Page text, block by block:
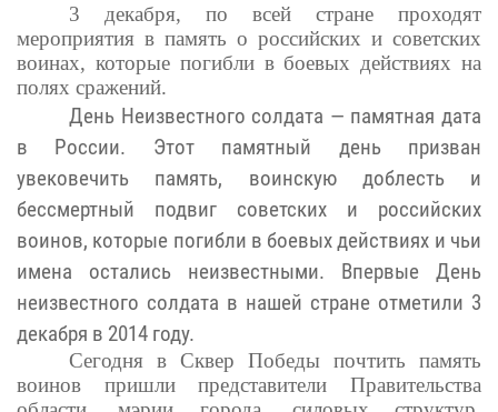
3 декабря, по всей стране проходят
мероприятия в память о российских и советских
воинах, которые погибли в боевых действиях на
полях сражений.
День Неизвестного солдата — памятная дата
в России. Этот памятный день призван
увековечить память, воинскую доблесть и
бессмертный подвиг советских и российских
воинов, которые погибли в боевых действиях и чьи
имена остались неизвестными. Впервые День
неизвестного солдата в нашей стране отметили 3
декабря в 2014 году.
Сегодня в Сквер Победы почтить память
воинов пришли представители Правительства